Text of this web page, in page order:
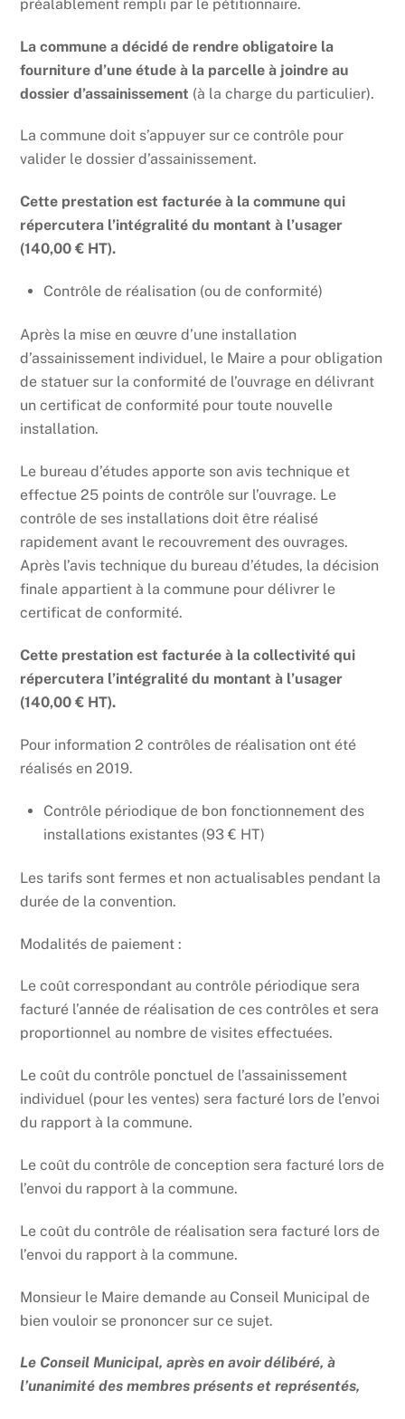
préalablement rempli par le pétitionnaire.
La commune a décidé de rendre obligatoire la
fourniture d’une étude à la parcelle à joindre au
dossier d’assainissement (à la charge du particulier).
La commune doit s’appuyer sur ce contrôle pour
valider le dossier d’assainissement.
Cette prestation est facturée à la commune qui
répercutera l’intégralité du montant à l’usager
(140,00 € HT).
Contrôle de réalisation (ou de conformité)
Après la mise en œuvre d’une installation
d’assainissement individuel, le Maire a pour obligation
de statuer sur la conformité de l’ouvrage en délivrant
un certificat de conformité pour toute nouvelle
installation.
Le bureau d’études apporte son avis technique et
effectue 25 points de contrôle sur l’ouvrage. Le
contrôle de ses installations doit être réalisé
rapidement avant le recouvrement des ouvrages.
Après l’avis technique du bureau d’études, la décision
finale appartient à la commune pour délivrer le
certificat de conformité.
Cette prestation est facturée à la collectivité qui
répercutera l’intégralité du montant à l’usager
(140,00 € HT).
Pour information 2 contrôles de réalisation ont été
réalisés en 2019.
Contrôle périodique de bon fonctionnement des
installations existantes (93 € HT)
Les tarifs sont fermes et non actualisables pendant la
durée de la convention.
Modalités de paiement :
Le coût correspondant au contrôle périodique sera
facturé l’année de réalisation de ces contrôles et sera
proportionnel au nombre de visites effectuées.
Le coût du contrôle ponctuel de l’assainissement
individuel (pour les ventes) sera facturé lors de l’envoi
du rapport à la commune.
Le coût du contrôle de conception sera facturé lors de
l’envoi du rapport à la commune.
Le coût du contrôle de réalisation sera facturé lors de
l’envoi du rapport à la commune.
Monsieur le Maire demande au Conseil Municipal de
bien vouloir se prononcer sur ce sujet.
Le Conseil Municipal, après en avoir délibéré, à
l’unanimité des membres présents et représentés,